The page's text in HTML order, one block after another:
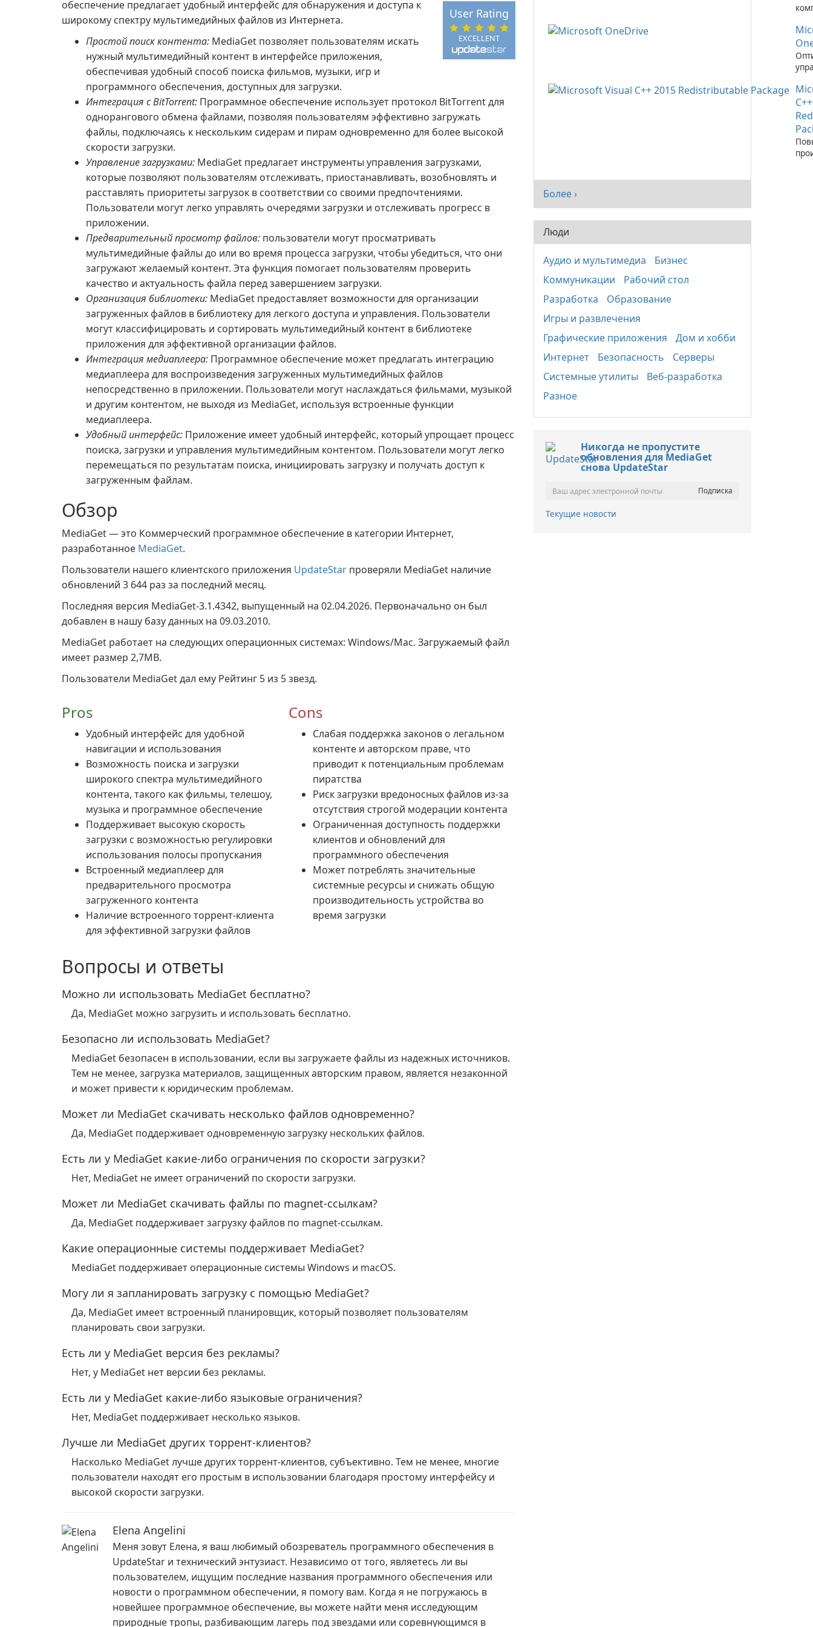
EXCELLENT
User Rating
обеспечение предлагает удобный интерфейс для обнаружения и доступа к
широкому спектру мультимедийных файлов из Интернета.
Простой поиск контента: MediaGet позволяет пользователям искать
нужный мультимедийный контент в интерфейсе приложения,
обеспечивая удобный способ поиска фильмов, музыки, игр и
программного обеспечения, доступных для загрузки.
Интеграция с BitTorrent: Программное обеспечение использует протокол BitTorrent для
однорангового обмена файлами, позволяя пользователям эффективно загружать
файлы, подключаясь к нескольким сидерам и пирам одновременно для более высокой
скорости загрузки.
Управление загрузками: MediaGet предлагает инструменты управления загрузками,
которые позволяют пользователям отслеживать, приостанавливать, возобновлять и
расставлять приоритеты загрузок в соответствии со своими предпочтениями.
Пользователи могут легко управлять очередями загрузки и отслеживать прогресс в
приложении.
Предварительный просмотр файлов: пользователи могут просматривать
мультимедийные файлы до или во время процесса загрузки, чтобы убедиться, что они
загружают желаемый контент. Эта функция помогает пользователям проверить
качество и актуальность файла перед завершением загрузки.
Организация библиотеки: MediaGet предоставляет возможности для организации
загруженных файлов в библиотеку для легкого доступа и управления. Пользователи
могут классифицировать и сортировать мультимедийный контент в библиотеке
приложения для эффективной организации файлов.
Интеграция медиаплеера: Программное обеспечение может предлагать интеграцию
медиаплеера для воспроизведения загруженных мультимедийных файлов
непосредственно в приложении. Пользователи могут наслаждаться фильмами, музыкой
и другим контентом, не выходя из MediaGet, используя встроенные функции
медиаплеера.
Удобный интерфейс: Приложение имеет удобный интерфейс, который упрощает процесс
поиска, загрузки и управления мультимедийным контентом. Пользователи могут легко
перемещаться по результатам поиска, инициировать загрузку и получать доступ к
загруженным файлам.
Обзор
MediaGet — это Коммерческий программное обеспечение в категории Интернет,
разработанное MediaGet.
Пользователи нашего клиентского приложения UpdateStar проверяли MediaGet наличие
обновлений 3 644 раз за последний месяц.
Последняя версия MediaGet-3.1.4342, выпущенный на 02.04.2026. Первоначально он был
добавлен в нашу базу данных на 09.03.2010.
MediaGet работает на следующих операционных системах: Windows/Mac. Загружаемый файл
имеет размер 2,7MB.
Пользователи MediaGet дал ему Рейтинг 5 из 5 звезд.
Pros
Удобный интерфейс для удобной
навигации и использования
Возможность поиска и загрузки
широкого спектра мультимедийного
контента, такого как фильмы, телешоу,
музыка и программное обеспечение
Поддерживает высокую скорость
загрузки с возможностью регулировки
использования полосы пропускания
Встроенный медиаплеер для
предварительного просмотра
загруженного контента
Наличие встроенного торрент-клиента
для эффективной загрузки файлов
Cons
Слабая поддержка законов о легальном
контенте и авторском праве, что
приводит к потенциальным проблемам
пиратства
Риск загрузки вредоносных файлов из-за
отсутствия строгой модерации контента
Ограниченная доступность поддержки
клиентов и обновлений для
программного обеспечения
Может потреблять значительные
системные ресурсы и снижать общую
производительность устройства во
время загрузки
Вопросы и ответы
Можно ли использовать MediaGet бесплатно?
Да, MediaGet можно загрузить и использовать бесплатно.
Безопасно ли использовать MediaGet?
MediaGet безопасен в использовании, если вы загружаете файлы из надежных источников.
Тем не менее, загрузка материалов, защищенных авторским правом, является незаконной
и может привести к юридическим проблемам.
Может ли MediaGet скачивать несколько файлов одновременно?
Да, MediaGet поддерживает одновременную загрузку нескольких файлов.
Есть ли у MediaGet какие-либо ограничения по скорости загрузки?
Нет, MediaGet не имеет ограничений по скорости загрузки.
Может ли MediaGet скачивать файлы по magnet-ссылкам?
Да, MediaGet поддерживает загрузку файлов по magnet-ссылкам.
Какие операционные системы поддерживает MediaGet?
MediaGet поддерживает операционные системы Windows и macOS.
Могу ли я запланировать загрузку с помощью MediaGet?
Да, MediaGet имеет встроенный планировщик, который позволяет пользователям
планировать свои загрузки.
Есть ли у MediaGet версия без рекламы?
Нет, у MediaGet нет версии без рекламы.
Есть ли у MediaGet какие-либо языковые ограничения?
Нет, MediaGet поддерживает несколько языков.
Лучше ли MediaGet других торрент-клиентов?
Насколько MediaGet лучше других торрент-клиентов, субъективно. Тем не менее, многие
пользователи находят его простым в использовании благодаря простому интерфейсу и
высокой скорости загрузки.
Elena Angelini
Меня зовут Елена, я ваш любимый обозреватель программного обеспечения в
UpdateStar и технический энтузиаст. Независимо от того, являетесь ли вы
пользователем, ищущим последние названия программного обеспечения или
новости о программном обеспечении, я помогу вам. Когда я не погружаюсь в
новейшее программное обеспечение, вы можете найти меня исследующим
природные тропы, разбивающим лагерь под звездами или соревнующимся в
C++
Более ›
Люди
Аудио и мультимедиа
Бизнес
Коммуникации
Рабочий стол
Разработка
Образование
Игры и развлечения
Графические приложения
Дом и хобби
Интернет
Безопасность
Серверы
Системные утилиты
Веб-разработка
Разное
Никогда не пропустите
обновления для MediaGet
снова UpdateStar
Текущие новости